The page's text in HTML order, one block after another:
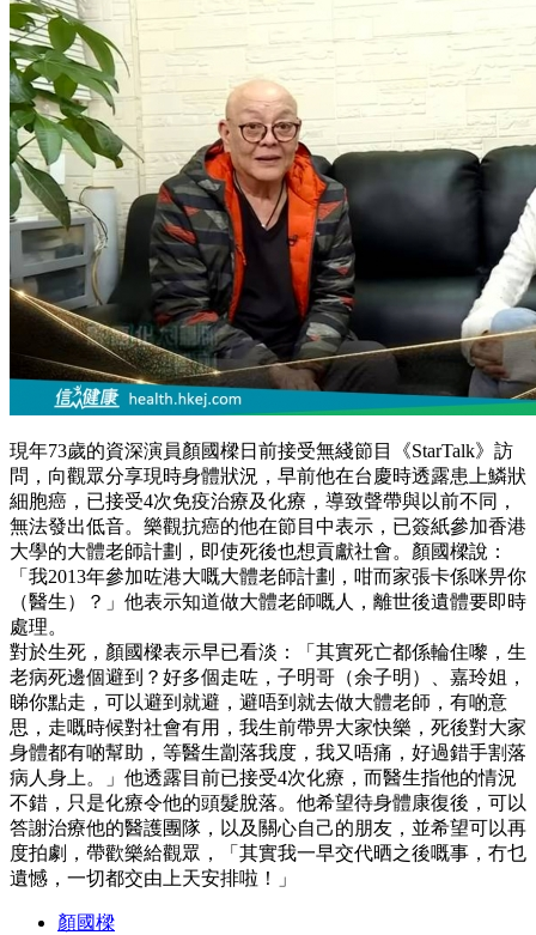
現年73歲的資深演員顏國樑日前接受無綫節目《StarTalk》訪
問，向觀眾分享現時身體狀況，早前他在台慶時透露患上鱗狀
細胞癌，已接受4次免疫治療及化療，導致聲帶與以前不同，
無法發出低音。樂觀抗癌的他在節目中表示，已簽紙參加香港
大學的大體老師計劃，即使死後也想貢獻社會。顏國樑說：
「我2013年參加咗港大嘅大體老師計劃，咁而家張卡係咪畀你
（醫生）？」他表示知道做大體老師嘅人，離世後遺體要即時
處理。
對於生死，顏國樑表示早已看淡：「其實死亡都係輪住嚟，生
老病死邊個避到？好多個走咗，子明哥（余子明）、嘉玲姐，
睇你點走，可以避到就避，避唔到就去做大體老師，有啲意
思，走嘅時候對社會有用，我生前帶畀大家快樂，死後對大家
身體都有啲幫助，等醫生劏落我度，我又唔痛，好過錯手割落
病人身上。」他透露目前已接受4次化療，而醫生指他的情況
不錯，只是化療令他的頭髮脫落。他希望待身體康復後，可以
答謝治療他的醫護團隊，以及關心自己的朋友，並希望可以再
度拍劇，帶歡樂給觀眾，「其實我一早交代晒之後嘅事，冇乜
遺憾，一切都交由上天安排啦！」
顏國樑